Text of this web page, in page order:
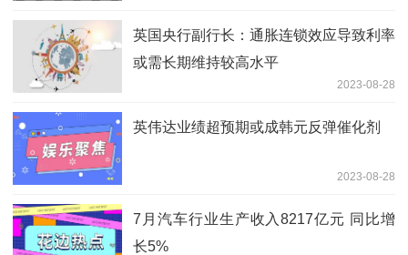
英国央行副行长：通胀连锁效应导致利率
或需长期维持较高水平
2023-08-28
英伟达业绩超预期或成韩元反弹催化剂
2023-08-28
7月汽车行业生产收入8217亿元 同比增
长5%